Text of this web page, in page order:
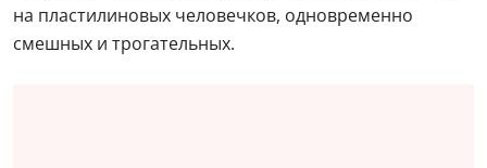
на пластилиновых человечков, одновременно
смешных и трогательных.